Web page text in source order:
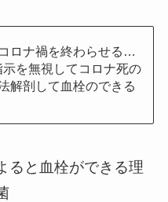
ロナ禍を終わらせる…
を無視してコロナ死の
解剖して血栓のできる
ると血栓ができる理